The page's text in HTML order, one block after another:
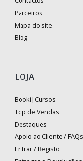
Parceiros
Mapa do site
Blog
LOJA
Booki|Cursos
Top de Vendas
Destaques
Apoio ao Cliente / FAQs
Entrar / Registo